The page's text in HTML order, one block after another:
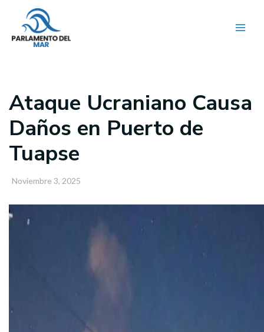
contenido
Ataque Ucraniano Causa
Daños en Puerto de
Tuapse
Noviembre 3, 2025